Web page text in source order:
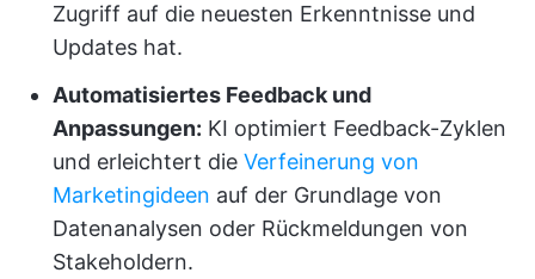
Zugriff auf die neuesten Erkenntnisse und
Updates hat.
Automatisiertes Feedback und
Anpassungen: KI optimiert Feedback-Zyklen
und erleichtert die Verfeinerung von
Marketingideen auf der Grundlage von
Datenanalysen oder Rückmeldungen von
Stakeholdern.